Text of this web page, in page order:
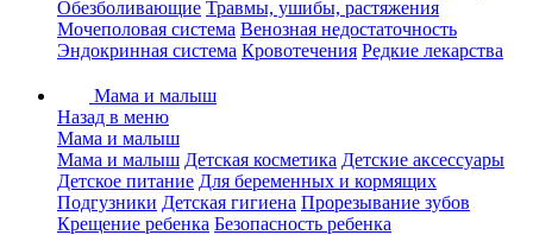
Обезболивающие Травмы, ушибы, растяжения
Мочеполовая система Венозная недостаточность
Эндокринная система Кровотечения Редкие лекарства
Мама и малыш
Назад в меню
Мама и малыш
Мама и малыш Детская косметика Детские аксессуары
Детское питание Для беременных и кормящих
Подгузники Детская гигиена Прорезывание зубов
Крещение ребенка Безопасность ребенка